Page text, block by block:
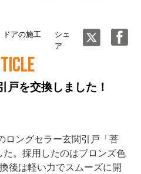
ドアの施工
シェ
ア
戸を交換しました！